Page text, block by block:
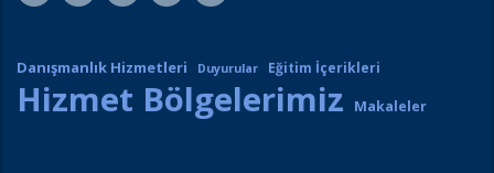
Danışmanlık Hizmetleri Duyurular Eğitim İçerikleri
Hizmet Bölgelerimiz Makaleler